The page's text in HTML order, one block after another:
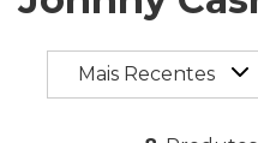
Mais Recentes